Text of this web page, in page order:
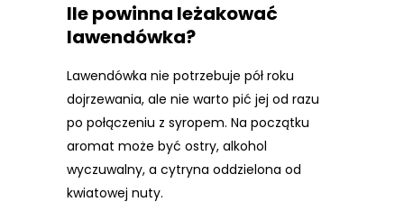
Ile powinna leżakować
lawendówka?
Lawendówka nie potrzebuje pół roku
dojrzewania, ale nie warto pić jej od razu
po połączeniu z syropem. Na początku
aromat może być ostry, alkohol
wyczuwalny, a cytryna oddzielona od
kwiatowej nuty.